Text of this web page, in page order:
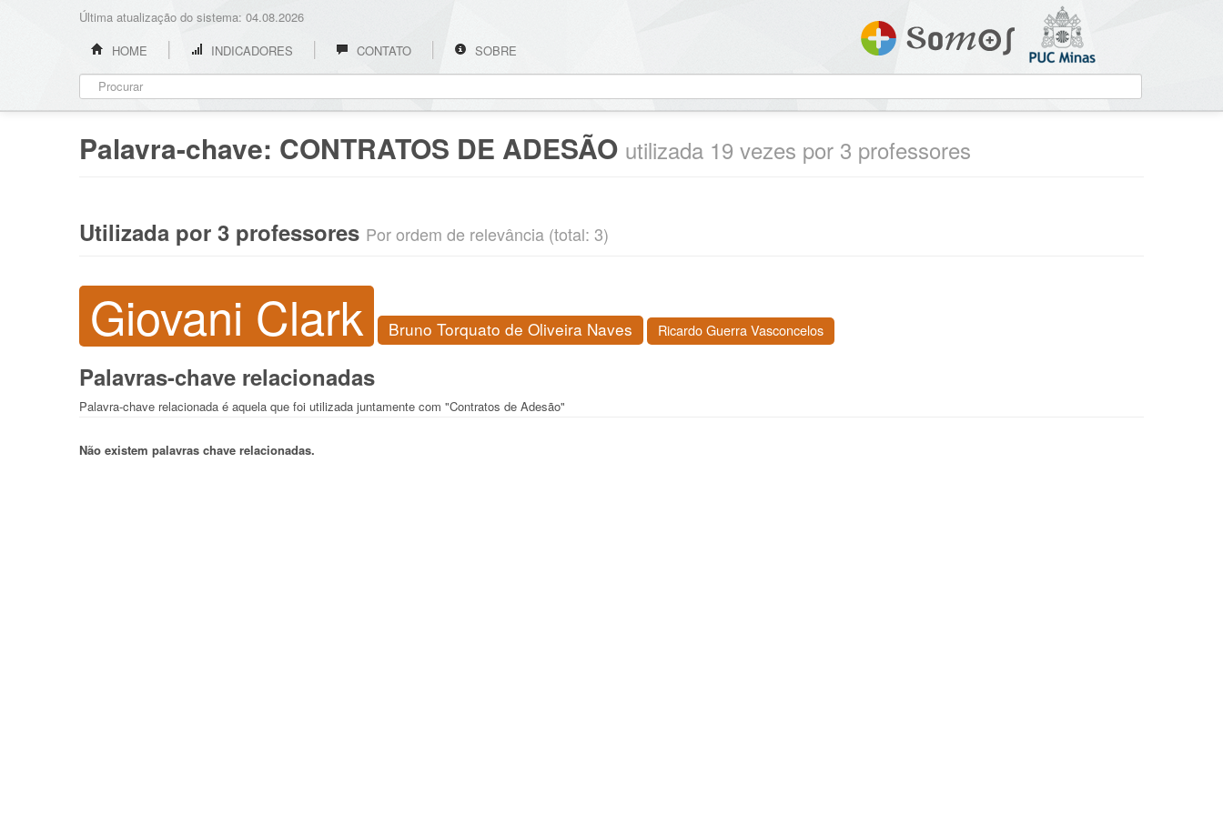
Última atualização do sistema: 04.08.2026
HOME
INDICADORES CONTATO SOBRE
Palavra-chave: CONTRATOS DE ADESÃO utilizada 19 vezes por 3 professores
Utilizada por 3 professores Por ordem de relevância (total: 3)
Giovani Clark Bruno Torquato de Oliveira Naves Ricardo Guerra Vasconcelos
Palavras-chave relacionadas
Palavra-chave relacionada é aquela que foi utilizada juntamente com "Contratos de Adesão"
Não existem palavras chave relacionadas.